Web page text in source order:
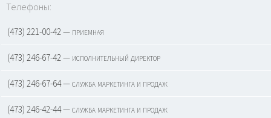
Телефоны:
(473) 221-00-42 — приемная
(473) 246-67-42 — исполнительный директор
(473) 246-67-64 — служба маркетинга и продаж
(473) 246-42-44 — служба маркетинга и продаж